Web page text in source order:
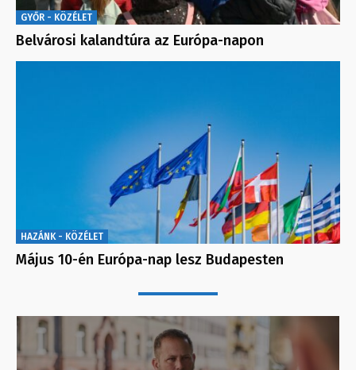
GYŐR - KÖZÉLET
Belvárosi kalandtúra az Európa-napon
HAZÁNK - KÖZÉLET
Május 10-én Európa-nap lesz Budapesten